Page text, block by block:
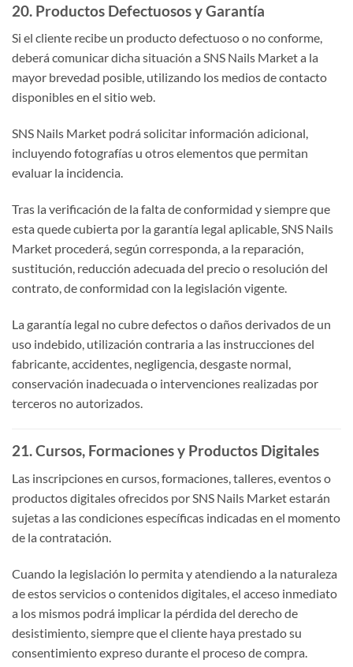
20. Productos Defectuosos y Garantía
Si el cliente recibe un producto defectuoso o no conforme,
deberá comunicar dicha situación a SNS Nails Market a la
mayor brevedad posible, utilizando los medios de contacto
disponibles en el sitio web.
SNS Nails Market podrá solicitar información adicional,
incluyendo fotografías u otros elementos que permitan
evaluar la incidencia.
Tras la verificación de la falta de conformidad y siempre que
esta quede cubierta por la garantía legal aplicable, SNS Nails
Market procederá, según corresponda, a la reparación,
sustitución, reducción adecuada del precio o resolución del
contrato, de conformidad con la legislación vigente.
La garantía legal no cubre defectos o daños derivados de un
uso indebido, utilización contraria a las instrucciones del
fabricante, accidentes, negligencia, desgaste normal,
conservación inadecuada o intervenciones realizadas por
terceros no autorizados.
21. Cursos, Formaciones y Productos Digitales
Las inscripciones en cursos, formaciones, talleres, eventos o
productos digitales ofrecidos por SNS Nails Market estarán
sujetas a las condiciones específicas indicadas en el momento
de la contratación.
Cuando la legislación lo permita y atendiendo a la naturaleza
de estos servicios o contenidos digitales, el acceso inmediato
a los mismos podrá implicar la pérdida del derecho de
desistimiento, siempre que el cliente haya prestado su
consentimiento expreso durante el proceso de compra.